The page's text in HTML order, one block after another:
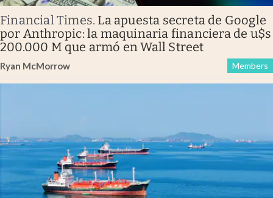
Financial Times. La apuesta secreta de Google
por Anthropic: la maquinaria financiera de u$s
200.000 M que armó en Wall Street
Ryan McMorrow Members